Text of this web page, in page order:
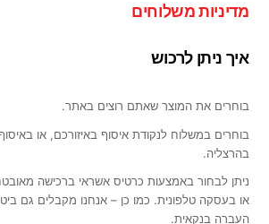
מדיניות משלוחים
איך ניתן לרכוש
בוחרים את המוצר שאתם רוצים באתר.
בוחרים במשלוח לנקודת איסוף באיזורכם, או
בהרצליה.
ניתן לבחור באמצעות כרטיס אשראי ברכישה
או בעסקה טלפונית. כמו כן – אנחנו מקבלים גם
העברה בנקאית.